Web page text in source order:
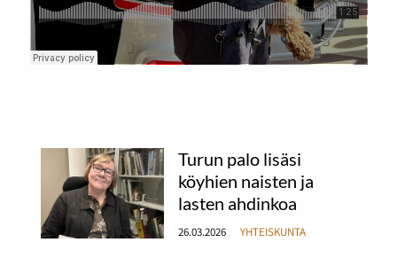
Turun palo lisäsi
köyhien naisten ja
lasten ahdinkoa
26.03.2026 YHTEISKUNTA